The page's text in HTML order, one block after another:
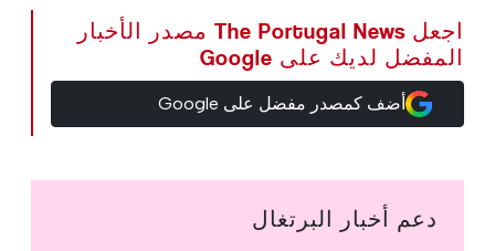
اجعل The Portugal News مصدر الأخبار
المفضل لديك على Google
أضف كمصدر مفضل على Google
دعم أخبار البرتغال